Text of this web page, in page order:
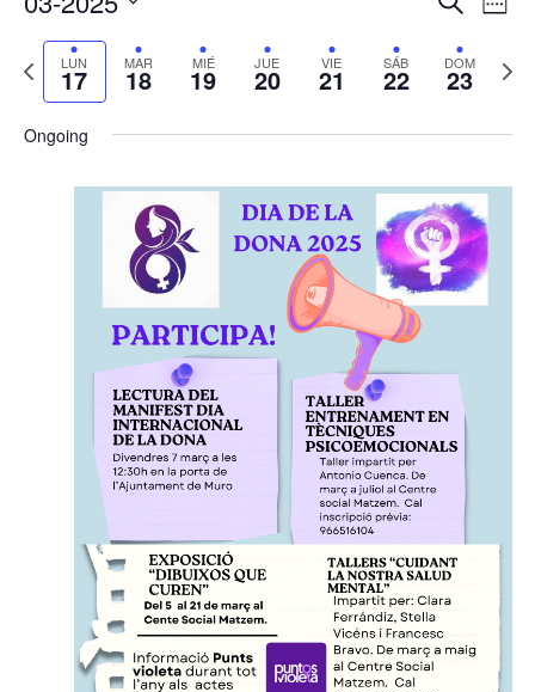
y
vistas
de
de
Seleccionar
fecha.
Semana
anterior
LUN
17 MAR
18 MIÉ
19 JUE
20 VIE
21 SÁB
22 DOM
23
Ongoing